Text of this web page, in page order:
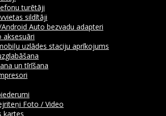
turētāji
sildītāji
Android Auto bezvadu adapteri
aksesuāri
uzlādes staciju aprīkojums
un tīrīšana
Foto / Video
kartes